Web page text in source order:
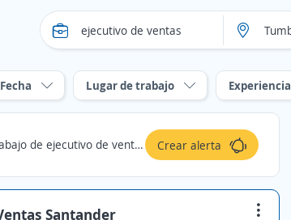
Fecha Lugar de trabajo Experiencia
ejecutivo de ventas en Tumbes Crear alerta
Santander